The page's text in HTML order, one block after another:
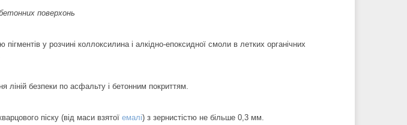
поверхонь
у розчині коллоксилина і алкідно-епоксидної смоли в летких органічних
безпеки по асфальту і бетонним покриттям.
піску (від маси взятої емалі) з зернистістю не більше 0,3 мм.